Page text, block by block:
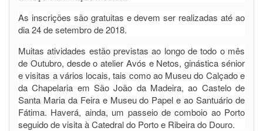
As inscrições são gratuitas e devem ser realizadas até ao
dia 24 de setembro de 2018.
Muitas atividades estão previstas ao longo de todo o mês
de Outubro, desde o atelier Avós e Netos, ginástica sénior
e visitas a vários locais, tais como ao Museu do Calçado e
da Chapelaria em São João da Madeira, ao Castelo de
Santa Maria da Feira e Museu do Papel e ao Santuário de
Fátima. Haverá, ainda, um passeio de comboio ao Porto
seguido de visita à Catedral do Porto e Ribeira do Douro.